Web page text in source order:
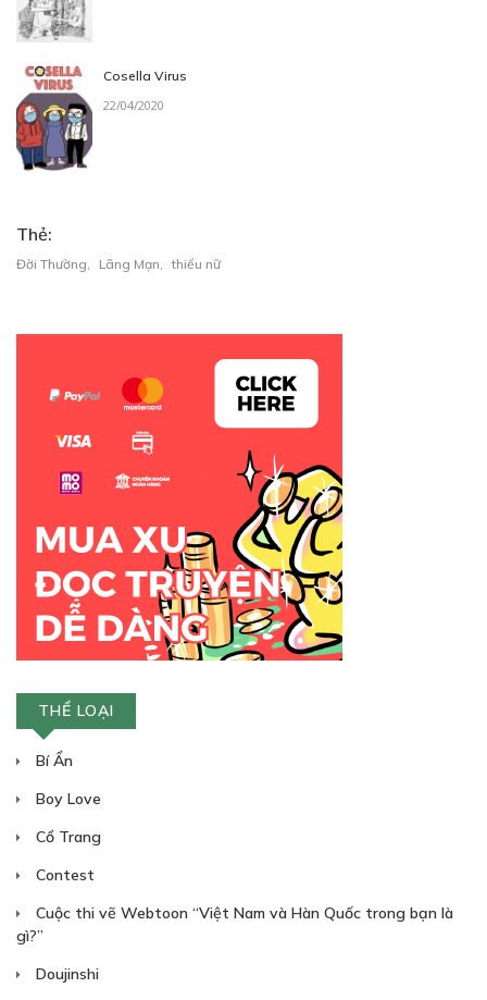
Cosella Virus
22/04/2020
Thẻ:
Đời Thường Lãng Mạn thiếu nữ
THỂ LOẠI
Bí Ẩn
Boy Love
Cổ Trang
Contest
Cuộc thi vẽ Webtoon “Việt Nam và Hàn Quốc trong bạn là
gì?”
Doujinshi